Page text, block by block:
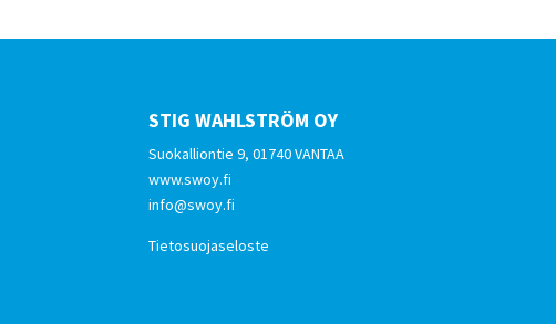
STIG WAHLSTRÖM OY
Suokalliontie 9, 01740 VANTAA
www.swoy.fi
info@swoy.fi
Tietosuojaseloste